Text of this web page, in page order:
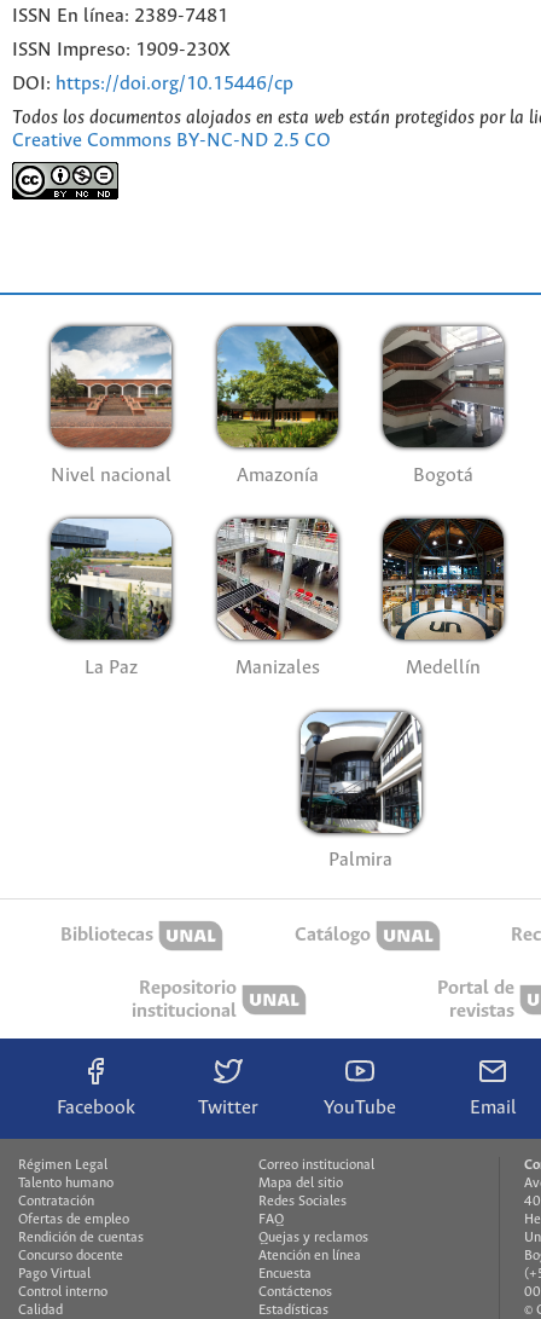
ISSN En línea: 2389-7481
ISSN Impreso: 1909-230X
DOI: https://doi.org/10.15446/cp
Todos los documentos alojados en esta web están protegidos por la
Creative Commons BY-NC-ND 2.5 CO
Nivel nacional Amazonía Bogotá
La Paz Manizales Medellín
Palmira
Bibliotecas Catálogo
Repositorio
institucional
Portal de
revistas
Facebook Twitter YouTube Email
Régimen Legal
Talento humano
Contratación
Ofertas de empleo
Rendición de cuentas
Concurso docente
Pago Virtual
Control interno
Calidad
Correo institucional
Mapa del sitio
Redes Sociales
FAQ
Quejas y reclamos
Atención en línea
Encuesta
Contáctenos
Estadísticas
©